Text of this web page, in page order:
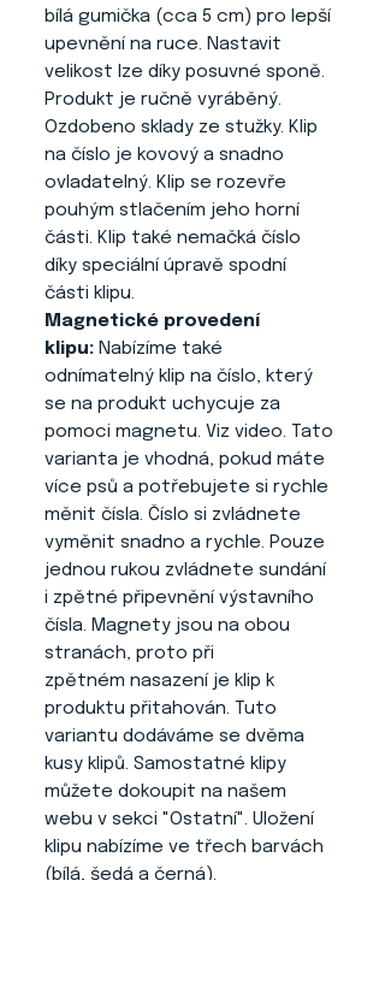
bílá gumička (cca 5 cm) pro lepší
upevnění na ruce. Nastavit
velikost lze díky posuvné sponě.
Produkt je ručně vyráběný.
Ozdobeno sklady ze stužky. Klip
na číslo je kovový a snadno
ovladatelný. Klip se rozevře
pouhým stlačením jeho horní
části. Klip také nemačká číslo
díky speciální úpravě spodní
části klipu.
Magnetické provedení
klipu: Nabízíme také
odnímatelný klip na číslo, který
se na produkt uchycuje za
pomoci magnetu. Viz video. Tato
varianta je vhodná, pokud máte
více psů a potřebujete si rychle
měnit čísla. Číslo si zvládnete
vyměnit snadno a rychle. Pouze
jednou rukou zvládnete sundání
i zpětné připevnění výstavního
čísla. Magnety jsou na obou
stranách, proto při
zpětném nasazení je klip k
produktu přitahován. Tuto
variantu dodáváme se dvěma
kusy klipů. Samostatné klipy
můžete dokoupit na našem
webu v sekci "Ostatní". Uložení
klipu nabízíme ve třech barvách
(bílá, šedá a černá).